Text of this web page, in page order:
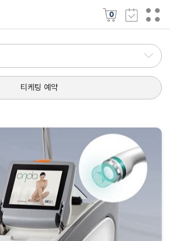
0
티케팅 예약